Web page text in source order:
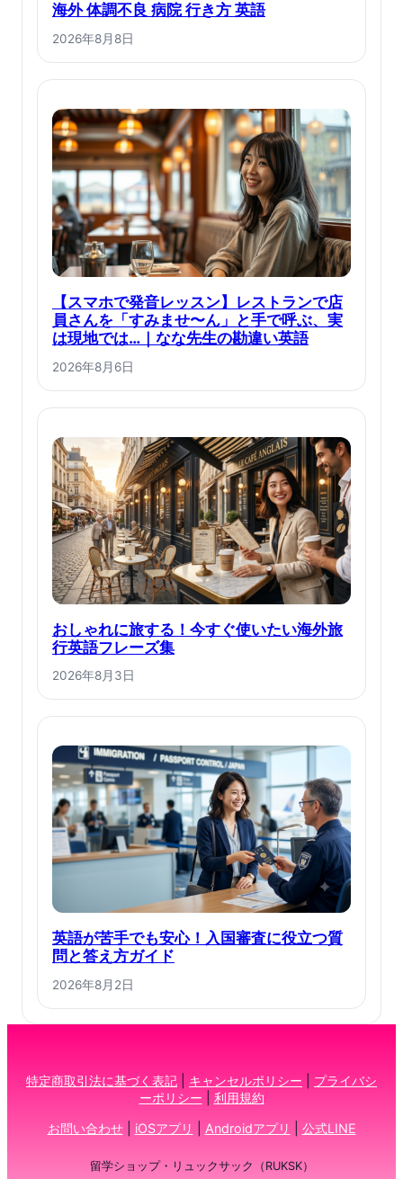
海外 体調不良 病院 行き方 英語
2026年8月8日
【スマホで発音レッスン】レストランで店
員さんを「すみませ〜ん」と手で呼ぶ、実
は現地では…｜なな先生の勘違い英語
2026年8月6日
おしゃれに旅する！今すぐ使いたい海外旅
行英語フレーズ集
2026年8月3日
英語が苦手でも安心！入国審査に役立つ質
問と答え方ガイド
2026年8月2日
特定商取引法に基づく表記 キャンセルポリシー
プライバシ
ーポリシー
利用規約
お問い合わせ| iOSアプリ Androidアプリ 公式LINE
留学ショップ・リュックサック（RUKSK）